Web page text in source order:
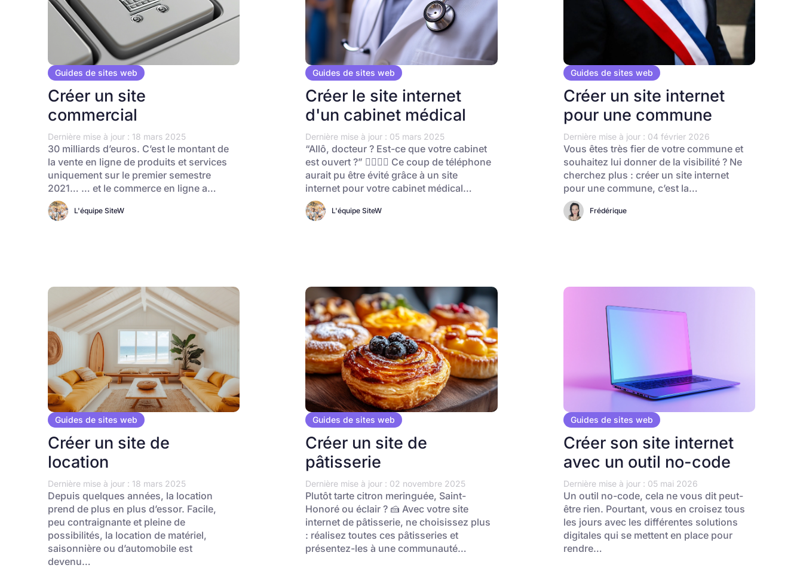
Guides de sites web
Créer un site
commercial
Dernière mise à jour : 18 mars 2025
30 milliards d’euros. C’est le montant de
la vente en ligne de produits et services
uniquement sur le premier semestre
2021… … et le commerce en ligne a…
L'équipe SiteW
Guides de sites web
Créer le site internet
d'un cabinet médical
Dernière mise à jour : 05 mars 2025
“Allô, docteur ? Est-ce que votre cabinet
est ouvert ?” 👨‍⚕️👩‍⚕️ Ce coup de téléphone
aurait pu être évité grâce à un site
internet pour votre cabinet médical…
L'équipe SiteW
Guides de sites web
Créer un site internet
pour une commune
Dernière mise à jour : 04 février 2026
Vous êtes très fier de votre commune et
souhaitez lui donner de la visibilité ? Ne
cherchez plus : créer un site internet
pour une commune, c’est la…
Frédérique
Guides de sites web
Créer un site de
location
Dernière mise à jour : 18 mars 2025
Depuis quelques années, la location
prend de plus en plus d’essor. Facile,
peu contraignante et pleine de
possibilités, la location de matériel,
saisonnière ou d’automobile est
devenu…
Guides de sites web
Créer un site de
pâtisserie
Dernière mise à jour : 02 novembre 2025
Plutôt tarte citron meringuée, Saint-
Honoré ou éclair ? 🍰 Avec votre site
internet de pâtisserie, ne choisissez plus
: réalisez toutes ces pâtisseries et
présentez-les à une communauté…
Guides de sites web
Créer son site internet
avec un outil no-code
Dernière mise à jour : 05 mai 2026
Un outil no-code, cela ne vous dit peut-
être rien. Pourtant, vous en croisez tous
les jours avec les différentes solutions
digitales qui se mettent en place pour
rendre…